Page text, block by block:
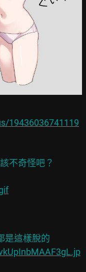
19436036741119
不奇怪吧？
是這樣脫的